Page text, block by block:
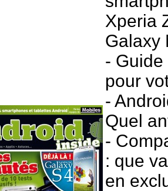
Xperia
- Guide
pour
-
Quel
-
: que
en